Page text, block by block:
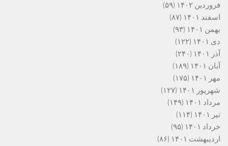
فروردین ۱۴۰۲
(۵۹)
اسفند ۱۴۰۱
(۸۷)
بهمن ۱۴۰۱
(۹۳)
دی ۱۴۰۱
(۱۲۲)
آذر ۱۴۰۱
(۲۴۰)
آبان ۱۴۰۱
(۱۸۹)
مهر ۱۴۰۱
(۱۷۵)
شهریور ۱۴۰۱
(۱۲۷)
مرداد ۱۴۰۱
(۱۴۹)
تیر ۱۴۰۱
(۱۱۴)
خرداد ۱۴۰۱
(۹۵)
اردیبهشت ۱۴۰۱
(۸۶)